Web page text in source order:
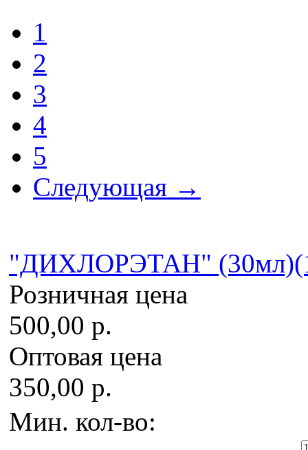
1
2
3
4
5
Следующая →
"ДИХЛОРЭТАН"
Розничная цена
500,00 р.
Оптовая цена
350,00 р.
Мин. кол-во: